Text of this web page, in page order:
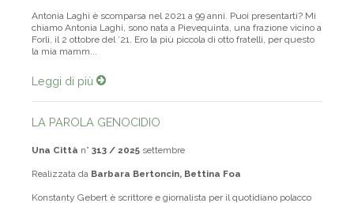
Antonia Laghi è scomparsa nel 2021 a 99 anni. Puoi presentarti? Mi
chiamo Antonia Laghi, sono nata a Pievequinta, una frazione vicino a
Forlì, il 2 ottobre del ’21. Ero la più piccola di otto fratelli, per questo
la mia mamm...
Leggi di più
LA PAROLA GENOCIDIO
Una Città n° 313 / 2025 settembre
Realizzata da Barbara Bertoncin, Bettina Foa
Konstanty Gebert è scrittore e giornalista per il quotidiano polacco